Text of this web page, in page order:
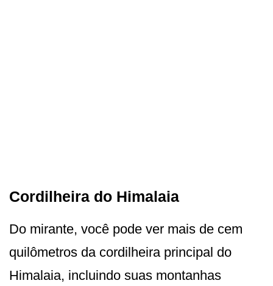
Cordilheira do Himalaia
Do mirante, você pode ver mais de cem
quilômetros da cordilheira principal do
Himalaia, incluindo suas montanhas